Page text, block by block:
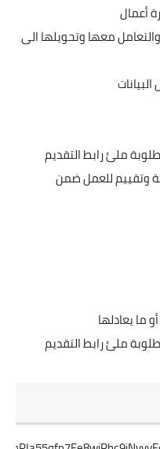
أعمال
معها وتحويلها الى
ملئ رابط التقديم
وتقييم للعمل ضمن
ما يعادلها
ملئ رابط التقديم